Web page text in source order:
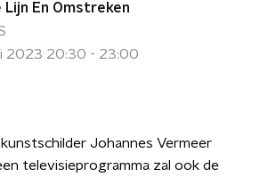
Lijn En Omstreken
2023 20:30 - 23:00
Johannes Vermeer
televisieprogramma zal ook de